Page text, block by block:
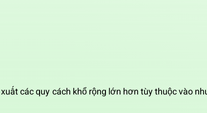
các quy cách khổ rộng lớn hơn tùy thuộc vào